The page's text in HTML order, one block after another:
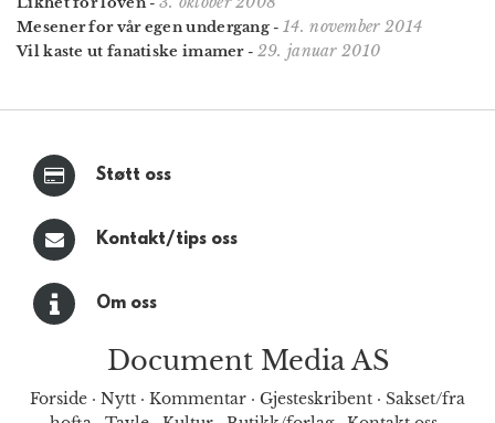
-
Mesener for vår egen undergang - 14. november 2014
Vil kaste ut fanatiske imamer- 29. januar 2010
Støtt oss
Kontakt/tips oss
Om oss
Document Media AS
Forside · Nytt · Kommentar · Gjesteskribent · Sakset/fra